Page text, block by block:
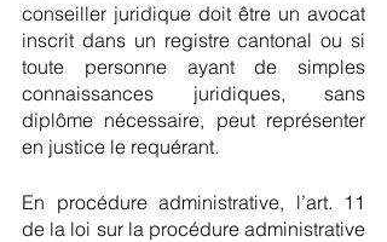
conseiller juridique doit être un avocat
inscrit dans un registre cantonal ou si
toute personne ayant de simples
connaissances juridiques, sans
diplôme nécessaire, peut représenter
en justice le requérant.
En procédure administrative, l’art. 11
de la loi sur la procédure administrative